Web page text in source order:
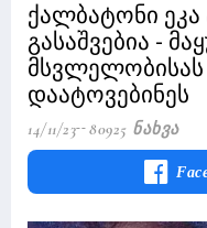
ქალბატონი ეკა
გასაშვებია -
მსვლელობისას
დაატოვებინეს
14/11/23 80925 Ნახვა